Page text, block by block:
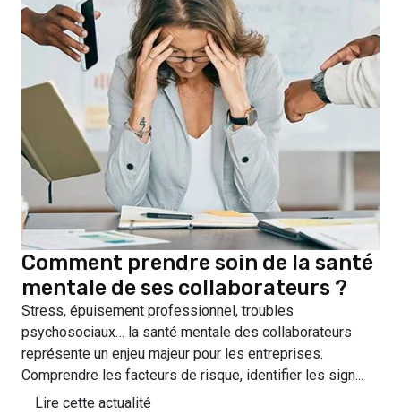
Comment prendre soin de la santé
mentale de ses collaborateurs ?
Stress, épuisement professionnel, troubles
psychosociaux… la santé mentale des collaborateurs
représente un enjeu majeur pour les entreprises.
Comprendre les facteurs de risque, identifier les sign...
Lire cette actualité